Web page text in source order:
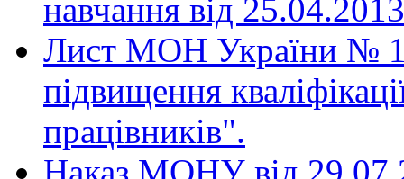
навчання від
Лист МОН України №
підвищення
працівників".
Наказ МОНУ від